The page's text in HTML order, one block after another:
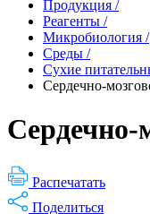
Продукция /
Реагенты /
Микробиология /
Среды /
Сухие
Сердечно-
Сердечно-
Распечатать
Поделиться